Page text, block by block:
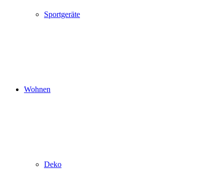
Sportgeräte
Wohnen
Deko